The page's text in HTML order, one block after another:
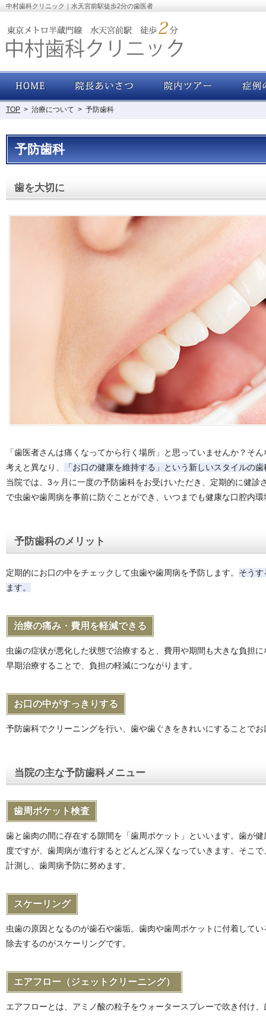
予防歯科
中村歯科クリニック｜水天宮前駅徒歩2分の歯医者
歯を大切に
「歯医者さんは痛くなってから行く場所」と思っていませんか？そ
考えと異なり、
「お口の健康を維持する」という新しいスタイルの
当院では、3ヶ月に一度の予防歯科をお受けいただき、定期的に健診
で虫歯や歯周病を事前に防ぐことができ、いつまでも健康な口腔内
予防歯科のメリット
定期的にお口の中をチェックして虫歯や歯周病を予防します。 そう
ます。
治療の痛み・費用を軽減できる
虫歯の症状が悪化した状態で治療すると、費用や期間も大きな負担
早期治療することで、負担の軽減につながります。
お口の中がすっきりする
予防歯科でクリーニングを行い、歯や歯ぐきをきれいにすることで
当院の主な予防歯科メニュー
歯周ポケット検査
歯と歯肉の間に存在する隙間を「歯周ポケット」といいます。歯が
度ですが、歯周病が進行するとどんどん深くなっていきます。そこ
計測し、歯周病予防に努めます。
スケーリング
虫歯の原因となるのが歯石や歯垢。歯肉や歯周ポケットに付着して
除去するのがスケーリングです。
エアフロー（ジェットクリーニング）
エアフローとは、アミノ酸の粒子をウォータースプレーで吹き付け
ホーム 院長あいさつ・経歴 院内ツアー
TOP > 治療について > 予防歯科